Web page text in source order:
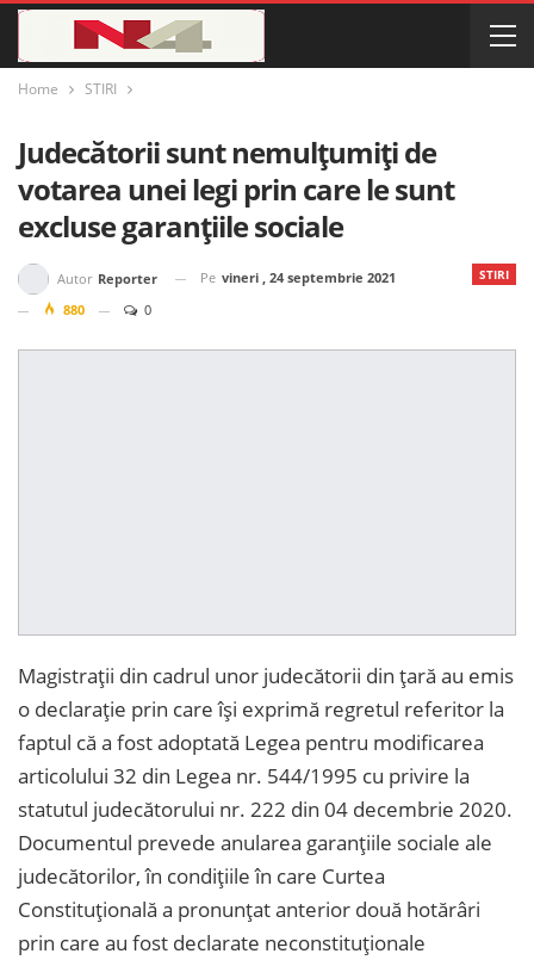
Home STIRI
Judecătorii sunt nemulțumiți de
votarea unei legi prin care le sunt
excluse garanțiile sociale
STIRI
Autor Reporter Pe vineri , 24 septembrie 2021
880
0
Magistrații din cadrul unor judecătorii din țară au emis
o declarație prin care își exprimă regretul referitor la
faptul că a fost adoptată Legea pentru modificarea
articolului 32 din Legea nr. 544/1995 cu privire la
statutul judecătorului nr. 222 din 04 decembrie 2020.
Documentul prevede anularea garanțiile sociale ale
judecătorilor, în condițiile în care Curtea
Constituțională a pronunțat anterior două hotărâri
prin care au fost declarate neconstituționale